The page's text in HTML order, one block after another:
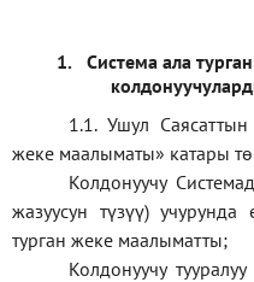
1. Система ала
1.1. Ушул
жеке маалыматы» катары
Колдонуучу
жазуусун түзүү)
турган жеке маалыматты;
Колдонуучу